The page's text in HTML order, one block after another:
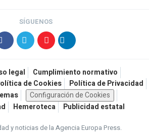
SÍGUENOS
legal
Cumplimiento normativo
de Cookies
Política de Privacidad
Configuración de Cookies
Hemeroteca Publicidad estatal
y noticias de la Agencia Europa Press.